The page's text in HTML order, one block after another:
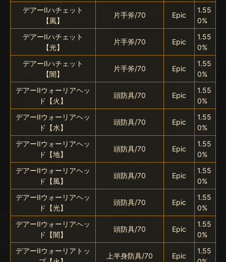
デアーIIハチェット
【風】
片手斧/70 Epic
1.55
0%
デアーIIハチェット
【光】
片手斧/70 Epic
1.55
0%
デアーIIハチェット
【闇】
片手斧/70 Epic
1.55
0%
デアーIIウォーリアヘッ
ド【火】
頭防具/70 Epic
1.55
0%
デアーIIウォーリアヘッ
ド【水】
頭防具/70 Epic
1.55
0%
デアーIIウォーリアヘッ
ド【地】
頭防具/70 Epic
1.55
0%
デアーIIウォーリアヘッ
ド【風】
頭防具/70 Epic
1.55
0%
デアーIIウォーリアヘッ
ド【光】
頭防具/70 Epic
1.55
0%
デアーIIウォーリアヘッ
ド【闇】
頭防具/70 Epic
1.55
0%
デアーIIウォーリアトッ
上半身防具/70 Epic
1.55